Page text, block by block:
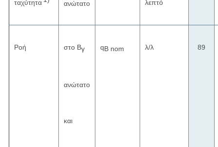
ταχύτητα ανώτατο λεπτό
Ροή στο Βγ
ανώτατο
και
qΒ nom λ/λ 89